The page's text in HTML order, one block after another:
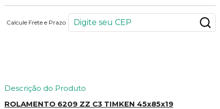
Calcule Frete e Prazo
Descrição do Produto
ROLAMENTO 6209 ZZ C3 TIMKEN 45x85x19